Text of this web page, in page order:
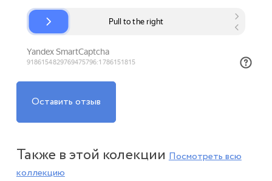
Оставить отзыв
Также в этой колекцииПосмотреть всю
коллекцию